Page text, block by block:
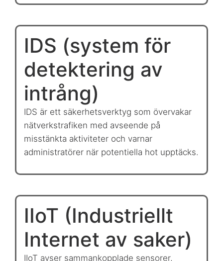
IDS (system för
detektering av
intrång)
IDS är ett säkerhetsverktyg som övervakar
nätverkstrafiken med avseende på
misstänkta aktiviteter och varnar
administratörer när potentiella hot upptäcks.
IIoT (Industriellt
Internet av saker)
IIoT avser sammankopplade sensorer,